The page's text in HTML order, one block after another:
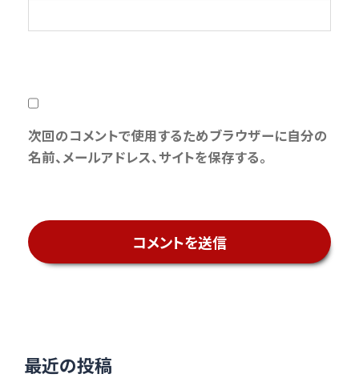
次回のコメントで使用するためブラウザーに自分の
名前、メールアドレス、サイトを保存する。
最近の投稿